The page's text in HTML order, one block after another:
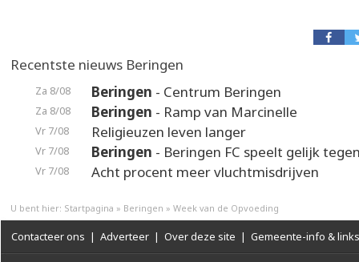
Recentste nieuws Beringen
Za 8/08 Beringen - Centrum Beringen
Za 8/08 Beringen - Ramp van Marcinelle
Vr 7/08 Religieuzen leven langer
Vr 7/08 Beringen - Beringen FC speelt gelijk
Vr 7/08 Acht procent meer vluchtmisdrijven
U bent hier: Startpagina » Beringen » Week van de Opvoeding
Contacteer ons | Adverteer | Over deze site | Gemeente-info & links